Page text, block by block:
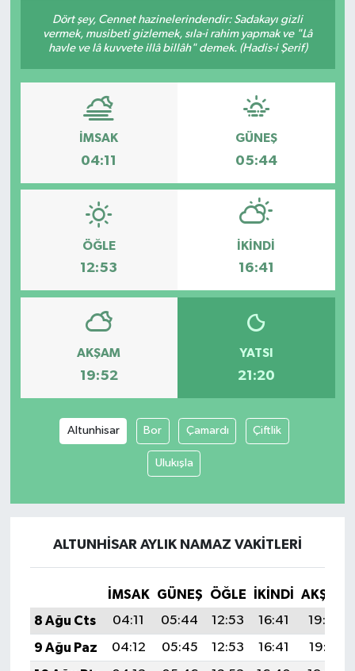
Dört şey, Cennet hazinelerindendir: Sadakayı gizli
vermek, musibeti gizlemek, sıla-i rahim yapmak ve "Lâ
havle ve lâ kuvvete illâ billâh" demek. (Hadis-i Şerif)
İMSAK
04:11
GÜNEŞ
05:44
ÖĞLE
12:53
İKINDI
16:41
AKŞAM
19:52
YATSI
21:20
Altunhisar Bor Çamardı Çiftlik
Ulukışla
ALTUNHISAR AYLIK NAMAZ VAKITLERI
İMSAK GÜNEŞ ÖĞLE İKINDI
AKŞAM
8 Ağu Cts
04:11 05:44 12:53 16:41
19:52
9 Ağu Paz
04:12 05:45 12:53 16:41
19:51